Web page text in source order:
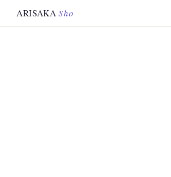
ARISAKASho